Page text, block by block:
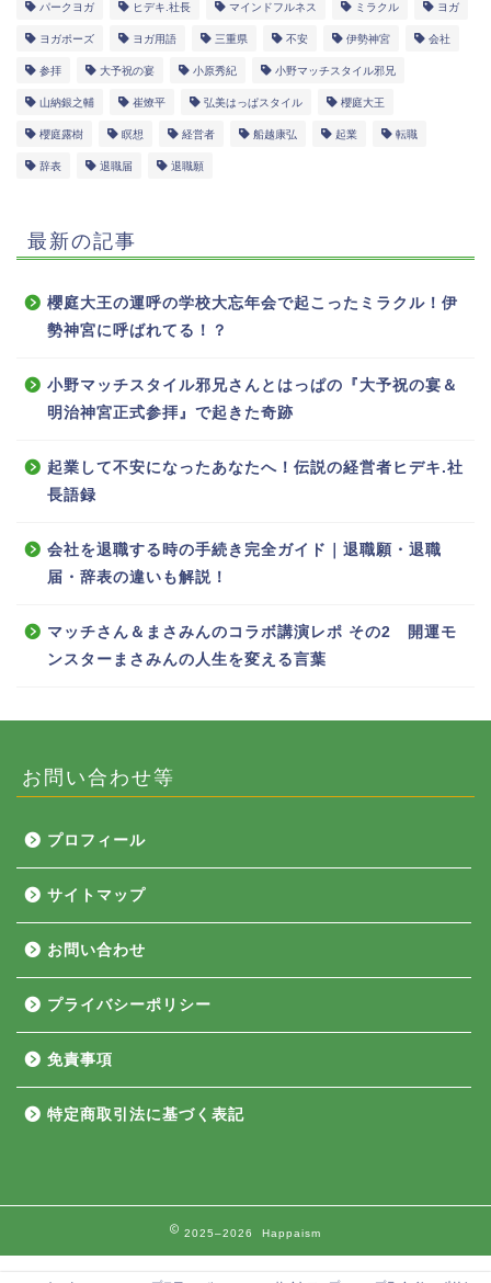
パークヨガ ヒデキ.社長 マインドフルネス ミラクル ヨガ
ヨガポーズ ヨガ用語 三重県 不安 伊勢神宮 会社
参拝 大予祝の宴 小原秀紀 小野マッチスタイル邪兄
山納銀之輔 崔燎平 弘美はっぱスタイル 櫻庭大王
櫻庭露樹 瞑想 経営者 船越康弘 起業 転職
辞表 退職届 退職願
最新の記事
櫻庭大王の運呼の学校大忘年会で起こったミラクル！伊
勢神宮に呼ばれてる！？
小野マッチスタイル邪兄さんとはっぱの『大予祝の宴＆
明治神宮正式参拝』で起きた奇跡
起業して不安になったあなたへ！伝説の経営者ヒデキ.社
長語録
会社を退職する時の手続き完全ガイド｜退職願・退職
届・辞表の違いも解説！
マッチさん＆まさみんのコラボ講演レポ その2 開運モ
ンスターまさみんの人生を変える言葉
お問い合わせ等
プロフィール
サイトマップ
お問い合わせ
プライバシーポリシー
免責事項
特定商取引法に基づく表記
2025–2026 Happaism